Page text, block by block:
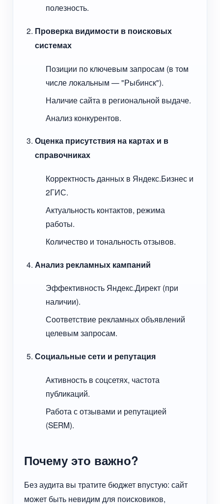
полезность.
Проверка видимости в поисковых
системах
Позиции по ключевым запросам (в том
числе локальным — "Рыбинск").
Наличие сайта в региональной выдаче.
Анализ конкурентов.
Оценка присутствия на картах и в
справочниках
Корректность данных в Яндекс.Бизнес и
2ГИС.
Актуальность контактов, режима
работы.
Количество и тональность отзывов.
Анализ рекламных кампаний
Эффективность Яндекс.Директ (при
наличии).
Соответствие рекламных объявлений
целевым запросам.
Социальные сети и репутация
Активность в соцсетях, частота
публикаций.
Работа с отзывами и репутацией
(SERM).
Почему это важно?
Без аудита вы тратите бюджет впустую: сайт
может быть невидим для поисковиков,